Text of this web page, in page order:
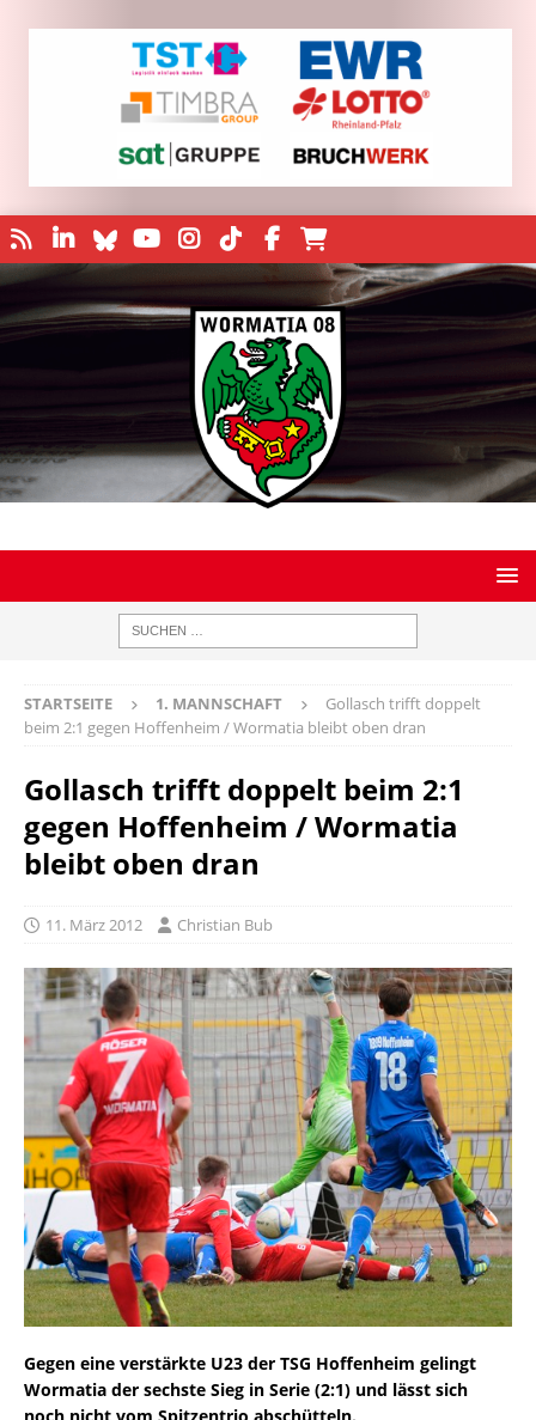
STARTSEITE 1. MANNSCHAFT
Gollasch trifft doppelt
beim 2:1 gegen Hoffenheim / Wormatia bleibt oben dran
Gollasch trifft doppelt beim 2:1
gegen Hoffenheim / Wormatia
bleibt oben dran
11. März 2012 Christian Bub
Gegen eine verstärkte U23 der TSG Hoffenheim gelingt
Wormatia der sechste Sieg in Serie (2:1) und lässt sich